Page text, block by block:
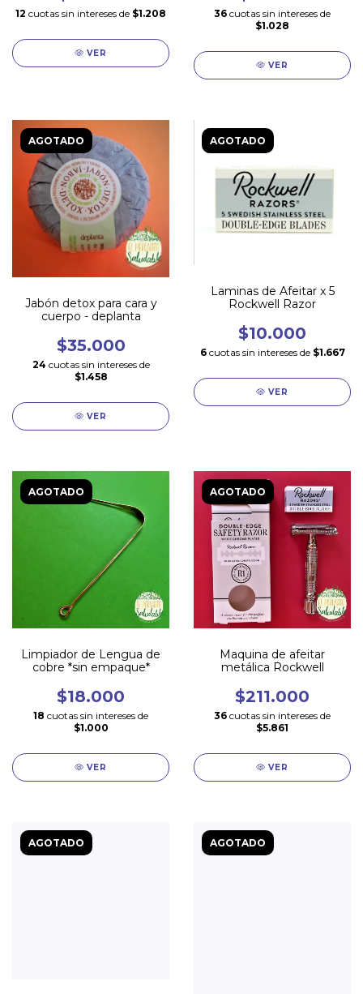
12 cuotas sin intereses de $1.208
VER
36 cuotas sin intereses de
$1.028
VER
AGOTADO
Jabón detox para cara y
cuerpo - deplanta
$35.000
24 cuotas sin intereses de
$1.458
VER
AGOTADO
Laminas de Afeitar x 5
Rockwell Razor
$10.000
6 cuotas sin intereses de $1.667
VER
AGOTADO
Limpiador de Lengua de
cobre *sin empaque*
$18.000
18 cuotas sin intereses de
$1.000
VER
AGOTADO
Maquina de afeitar
metálica Rockwell
$211.000
36 cuotas sin intereses de
$5.861
VER
AGOTADO AGOTADO